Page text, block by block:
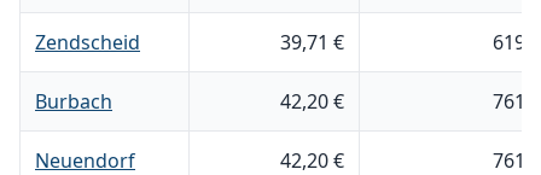
Zendscheid 39,71 € 619
Burbach 42,20 € 761
Neuendorf 42,20 € 761